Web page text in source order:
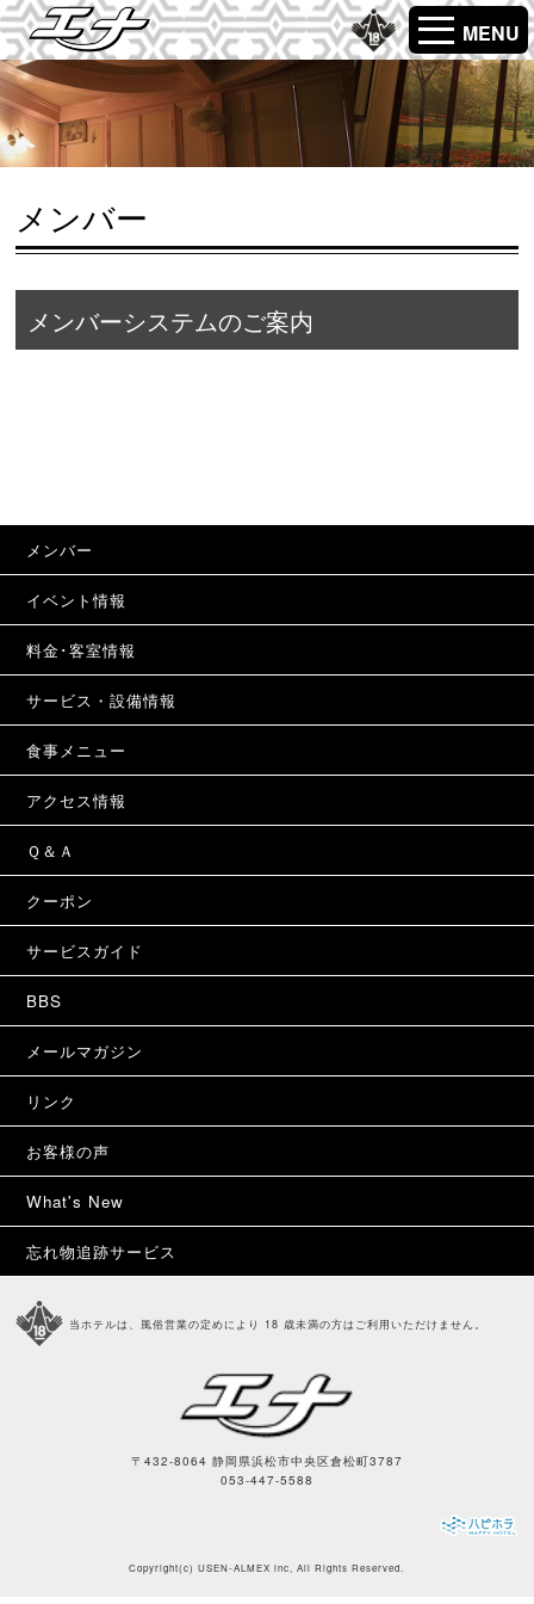
MENU
メンバー
メンバーシステムのご案内
メンバー
イベント情報
料金･客室情報
サービス・設備情報
食事メニュー
アクセス情報
Ｑ＆Ａ
クーポン
サービスガイド
BBS
メールマガジン
リンク
お客様の声
What's New
忘れ物追跡サービス
当ホテルは、風俗営業の定めにより 18 歳未満の方はご利用いただけません。
〒432-8064 静岡県浜松市中央区倉松町3787
053-447-5588
Copyright(c)USEN-ALMEX inc, All Rights Reserved.